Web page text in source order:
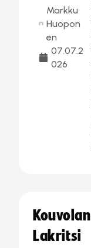
Markku
Huopon
en
07.07.2
026
Kouvolan
Lakritsi